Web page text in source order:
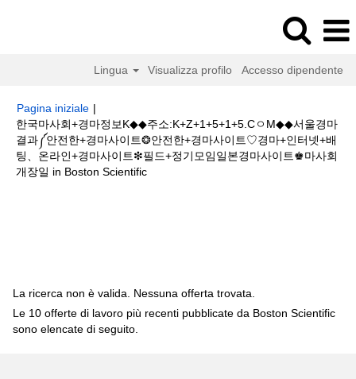
Lingua Visualizza profilo Accesso dipendente
Pagina iniziale |
한국마사회+경마정보K◆◆주소:K+Z+1+5+1+5.CㅇM◆◆서울경마
결과༼안전한+경마사이트❂안전한+경마사이트♡경마+인터넷+배
팅、온라인+경마사이트❇필드+정기모임일본경마사이트♚마사회
개장일 in Boston Scientific(pagina
La ricerca non è valida. Nessuna offerta trovata.
Le 10 offerte di lavoro più recenti pubblicate da Boston Scientific
sono elencate di seguito.